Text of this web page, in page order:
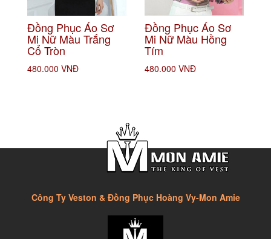
Đồng Phục Áo Sơ
Mi Nữ Màu Trắng
Cổ Tròn
480.000 VNĐ
Đồng Phục Áo Sơ
Mi Nữ Màu Hồng
Tím
480.000 VNĐ
Công Ty Veston & Đồng Phục Hoàng Vy-Mon Amie